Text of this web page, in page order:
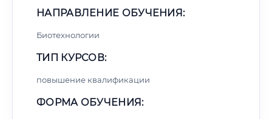
НАПРАВЛЕНИЕ ОБУЧЕНИЯ:
Биотехнологии
ТИП КУРСОВ:
повышение квалификации
ФОРМА ОБУЧЕНИЯ: